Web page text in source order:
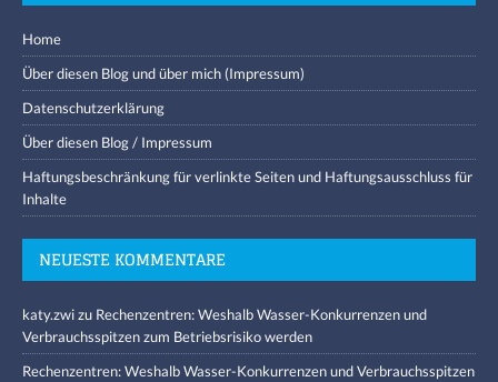
Home
Über diesen Blog und über mich (Impressum)
Datenschutzerklärung
Über diesen Blog / Impressum
Haftungsbeschränkung für verlinkte Seiten und Haftungsausschluss für
Inhalte
NEUESTE KOMMENTARE
katy.zwizu Rechenzentren: Weshalb Wasser-Konkurrenzen und
Verbrauchsspitzen zum Betriebsrisiko werden
Rechenzentren: Weshalb Wasser-Konkurrenzen und Verbrauchsspitzen